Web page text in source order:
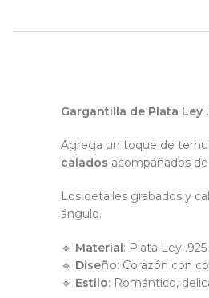
Gargantilla de Plata Ley
Agrega un toque de
calados acompañados de
Los detalles grabados y
ángulo.
🔹 Material: Plata Ley .925
🔹 Diseño: Corazón con
🔹 Estilo: Romántico,